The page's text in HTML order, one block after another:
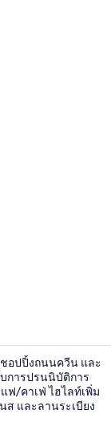
ชอปปิ้งถนนควีน และ
บการปรนนิบัติการ
/คาเฟ่ ไฮไลท์เพิ่ม
ส และลานระเบียง